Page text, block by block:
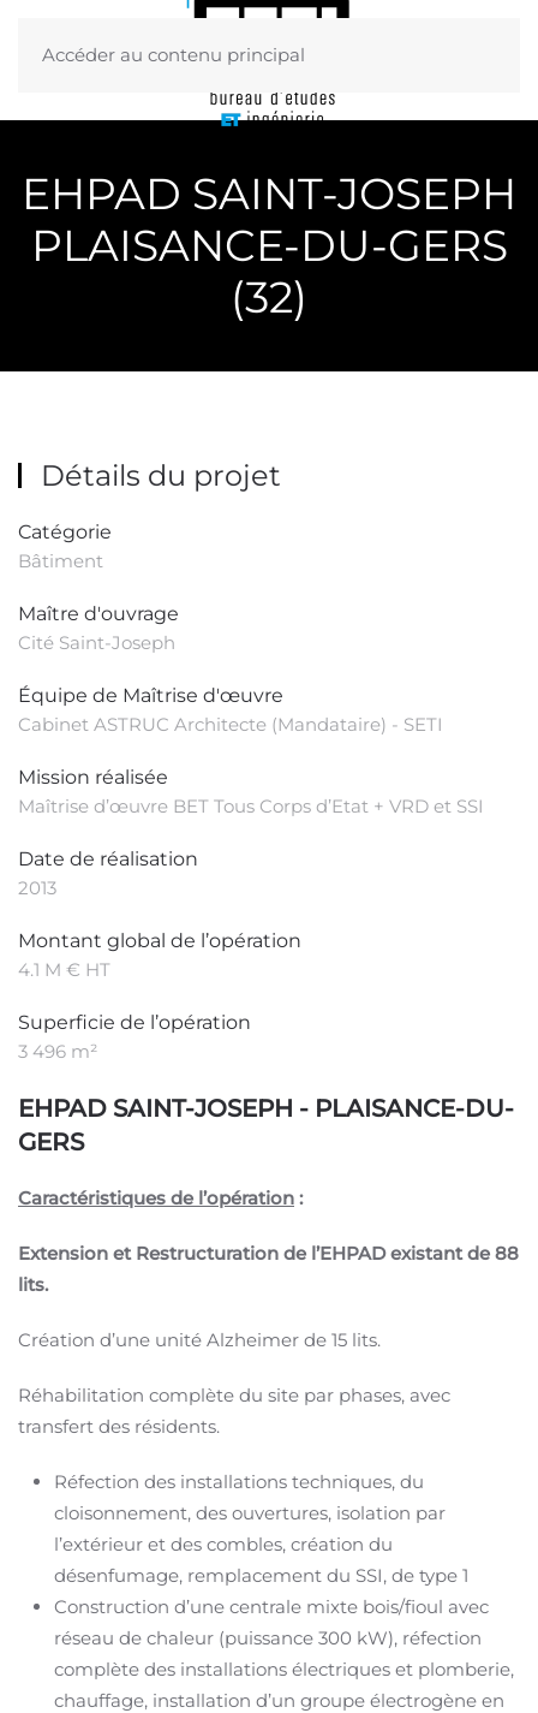
Accéder au contenu principal
Menu
EHPAD SAINT-JOSEPH
PLAISANCE-DU-GERS
(32)
Détails du projet
Catégorie
Bâtiment
Maître d'ouvrage
Cité Saint-Joseph
Équipe de Maîtrise d'œuvre
Cabinet ASTRUC Architecte (Mandataire) - SETI
Mission réalisée
Maîtrise d’œuvre BET Tous Corps d’Etat + VRD et SSI
Date de réalisation
2013
Montant global de l’opération
4.1 M € HT
Superficie de l’opération
3 496 m²
EHPAD SAINT-JOSEPH - PLAISANCE-DU-
GERS
Caractéristiques de l’opération :
Extension et Restructuration de l’EHPAD existant de 88
lits.
Création d’une unité Alzheimer de 15 lits.
Réhabilitation complète du site par phases, avec
transfert des résidents.
Réfection des installations techniques, du
cloisonnement, des ouvertures, isolation par
l’extérieur et des combles, création du
désenfumage, remplacement du SSI, de type 1
Construction d’une centrale mixte bois/fioul avec
réseau de chaleur (puissance 300 kW), réfection
complète des installations électriques et plomberie,
chauffage, installation d’un groupe électrogène en